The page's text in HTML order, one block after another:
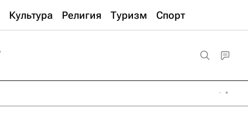
Культура Религия Туризм Спорт